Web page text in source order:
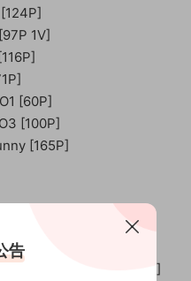
1V]
[60P]
[100P]
[165P]
945MB]
No.01 [60P-1.1GB]
람) No.05 [138P-416MB]
告